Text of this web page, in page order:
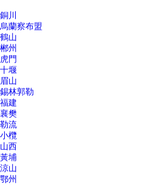
銅川
烏蘭察布盟
鶴山
郴州
虎門
十堰
眉山
錫林郭勒
福建
襄樊
勒流
小欖
山西
黃埔
涼山
鄂州